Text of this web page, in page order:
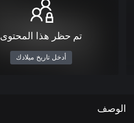
تم حظر هذا المحتوى
أدخل تاريخ ميلادك
الوصف